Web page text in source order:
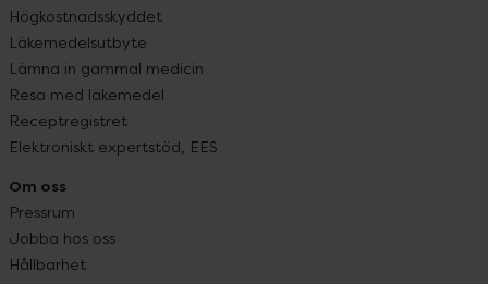
Högkostnadsskyddet
Läkemedelsutbyte
Lämna in gammal medicin
Resa med läkemedel
Receptregistret
Elektroniskt expertstöd, EES
Om oss
Pressrum
Jobba hos oss
Hållbarhet